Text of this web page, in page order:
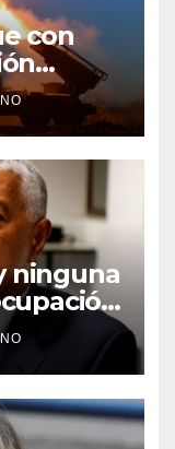
con
en
ninguna